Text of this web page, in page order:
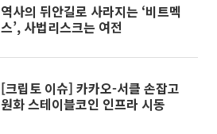
역사의 뒤안길로 사라지는 ‘비트멕
스’, 사법리스크는 여전
[크립토 이슈] 카카오-서클 손잡고
원화 스테이블코인 인프라 시동